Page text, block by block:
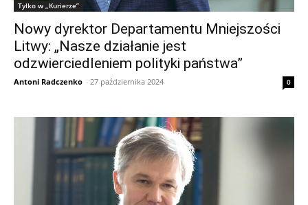
Tylko w „Kurierze”
Nowy dyrektor Departamentu Mniejszości
Litwy: „Nasze działanie jest
odzwierciedleniem polityki państwa”
Antoni Radczenko - 27 października 2024 0